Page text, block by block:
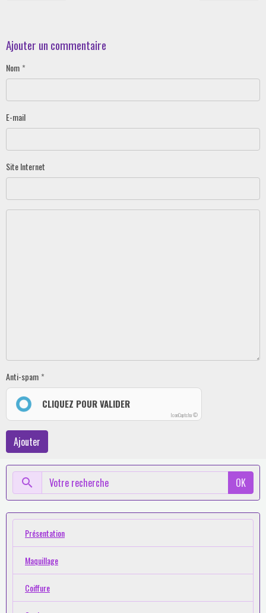
Ajouter un commentaire
Nom
E-mail
Site Internet
Anti-spam
CLIQUEZ POUR VALIDER
IconCaptcha ©
Ajouter
OK
Présentation
Maquillage
Coiffure